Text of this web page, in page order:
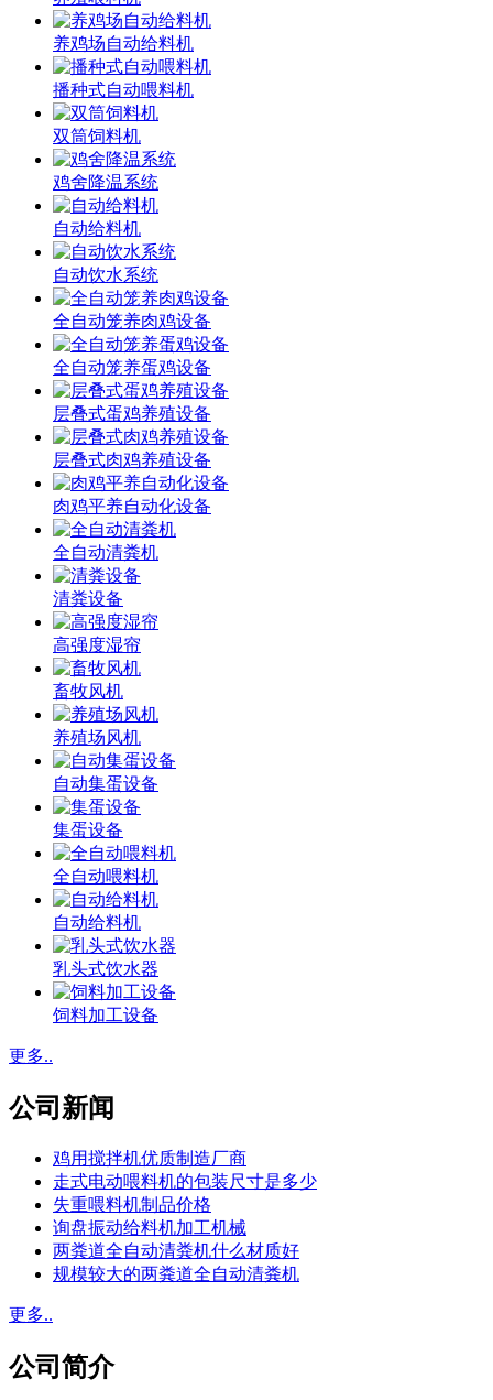
养鸡场自动给料机
播种式自动喂料机
双筒饲料机
鸡舍降温系统
自动给料机
自动饮水系统
全自动笼养肉鸡设备
全自动笼养蛋鸡设备
层叠式蛋鸡养殖设备
层叠式肉鸡养殖设备
肉鸡平养自动化设备
全自动清粪机
清粪设备
高强度湿帘
畜牧风机
养殖场风机
自动集蛋设备
集蛋设备
全自动喂料机
自动给料机
乳头式饮水器
饲料加工设备
更多..
公司新闻
鸡用搅拌机优质制造厂商
走式电动喂料机的包装尺寸是多少
失重喂料机制品价格
询盘振动给料机加工机械
两粪道全自动清粪机什么材质好
规模较大的两粪道全自动清粪机
更多..
公司简介